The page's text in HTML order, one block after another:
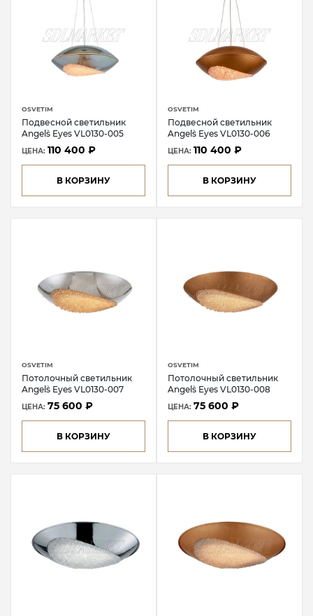
OSVETIM
Подвесной светильник
Angel`s Eyes VL0130-005
ЦЕНА: 110 400 ₽
В КОРЗИНУ
OSVETIM
Подвесной светильник
Angel`s Eyes VL0130-006
ЦЕНА: 110 400 ₽
В КОРЗИНУ
OSVETIM
Потолочный светильник
Angel`s Eyes VL0130-007
ЦЕНА: 75 600 ₽
В КОРЗИНУ
OSVETIM
Потолочный светильник
Angel`s Eyes VL0130-008
ЦЕНА: 75 600 ₽
В КОРЗИНУ